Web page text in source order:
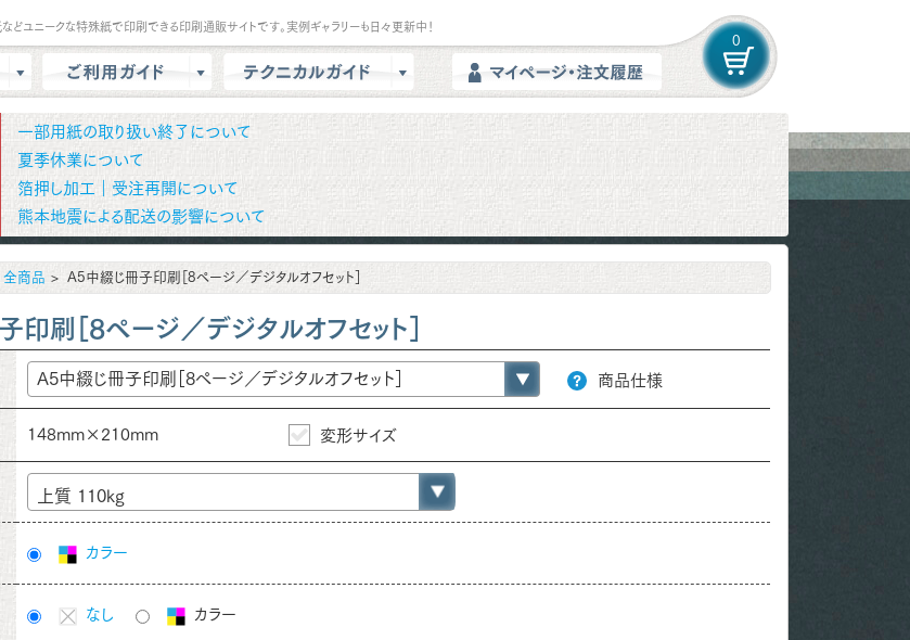
などユニークな特殊紙で印刷できる印刷通販サイトです。実例ギャラリーも日々更新中！
会員登録・ポイント
商品選択・カート
支払方法
データ入稿
配送方法/料金
テンプレート
印刷の基礎知識
0
一部用紙の取り扱い終了について
夏季休業について
箔押し加工｜受注再開について
熊本地震による配送の影響について
全商品 A5中綴じ冊子印刷［8ページ／デジタルオフセット］
刷［8ページ／デジタルオフセット］
商品仕様
148mm×210mm 変形サイズ
上質 110kg
カラー
なし カラー